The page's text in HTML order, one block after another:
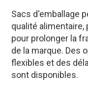
Sacs d'emballage
qualité
pour prolonger la
de la marque. Des
flexibles et des
sont disponibles.